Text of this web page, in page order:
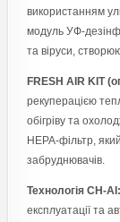
використанням
модуль УФ-
та віруси,
FRESH AIR KIT
рекуперацією
обігріву та
HEPA-фільтр,
забруднювачів.
Технологія CH-AI:
експлуатації та